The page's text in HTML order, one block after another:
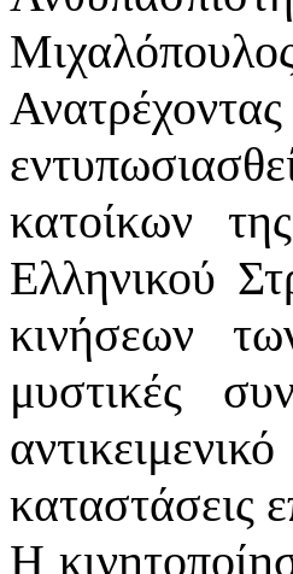
κατοίκων
Ελληνικού
κινήσεων
μυστικές
καταστάσεις
Η